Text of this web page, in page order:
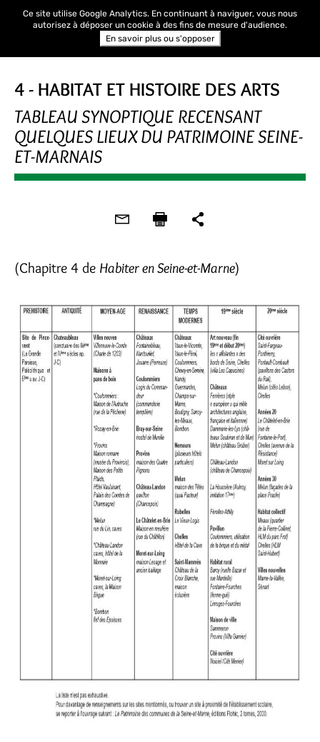
4 - HABITAT ET HISTOIRE DES ARTS
TABLEAU SYNOPTIQUE RECENSANT
QUELQUES LIEUX DU PATRIMOINE SEINE-
ET-MARNAIS
(Chapitre 4 de Habiter en Seine-et-Marne)
Ce site utilise Google Analytics. En continuant à naviguer, vous nous
autorisez à déposer un cookie à des fins de mesure d'audience.
En savoir plus ou s'opposer